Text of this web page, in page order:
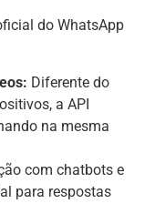
do WhatsApp
Diferente do
a API
na mesma
com chatbots e
para respostas